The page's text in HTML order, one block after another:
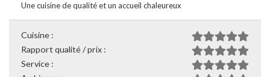
Une cuisine de qualité et un accueil chaleureux
Cuisine :
Rapport qualité / prix :
Service :